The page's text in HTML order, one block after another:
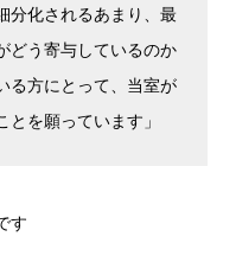
分化されるあまり、最
どう寄与しているのか
る方にとって、当室が
を願っています」
す